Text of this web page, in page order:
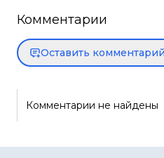
Комментарии
Оставить комментарий
Комментарии не найдены